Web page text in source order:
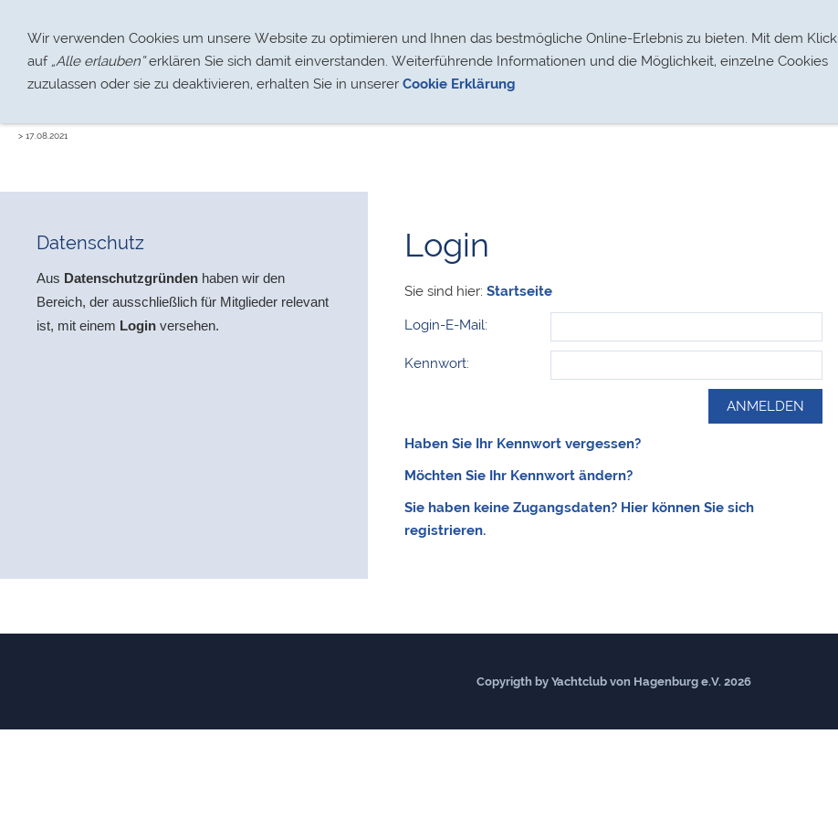
> 17.08.2021
Datenschutz
Aus Datenschutzgründen haben wir den
Bereich, der ausschließlich für Mitglieder relevant
ist, mit einem Login versehen.
Login
Sie sind hier:Startseite
Login-E-Mail:
Kennwort:
Haben Sie Ihr Kennwort vergessen?
Möchten Sie Ihr Kennwort ändern?
Sie haben keine Zugangsdaten? Hier können Sie sich
registrieren.
Copyrigth by Yachtclub von Hagenburg e.V. 2026
Wir verwenden Cookies um unsere Website zu optimieren und Ihnen das bestmögliche Online-Erlebnis zu bieten. Mit dem Klick
auf „Alle erlauben“erklären Sie sich damit einverstanden. Weiterführende Informationen und die Möglichkeit, einzelne Cookies
zuzulassen oder sie zu deaktivieren, erhalten Sie in unserer Cookie Erklärung